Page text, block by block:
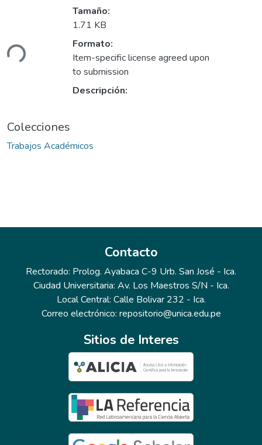
Cargando...
Tamaño:
1.71 KB
Formato:
Item-specific license agreed upon
to submission
Descripción:
Colecciones
Trabajos Académicos
Contacto
Rectorado: Prolog. Ayabaca C-9 Urb. San José - Ica.
Ciudad Universitaria: Av. Los Maestros S/N - Ica.
Local Central: Calle Bolivar 232 - Ica.
Correo electrónico: repositorio@unica.edu.pe
Sitios de Interes